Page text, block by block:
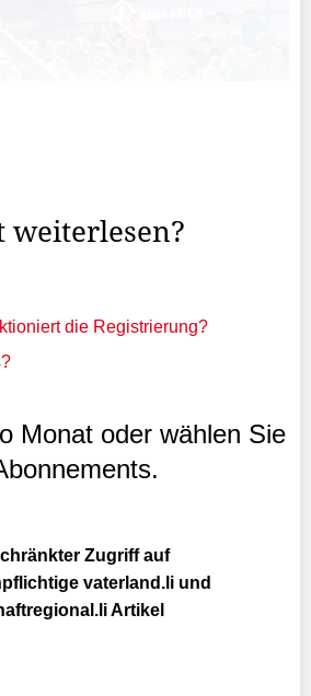
weiterlesen?
die Registrierung?
Monat oder wählen Sie
Zugriff auf
vaterland.li und
Artikel